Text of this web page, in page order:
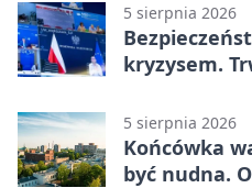
5 sierpnia 2026
kryzysem.
5 sierpnia 2026
Końcówka
być nudna.